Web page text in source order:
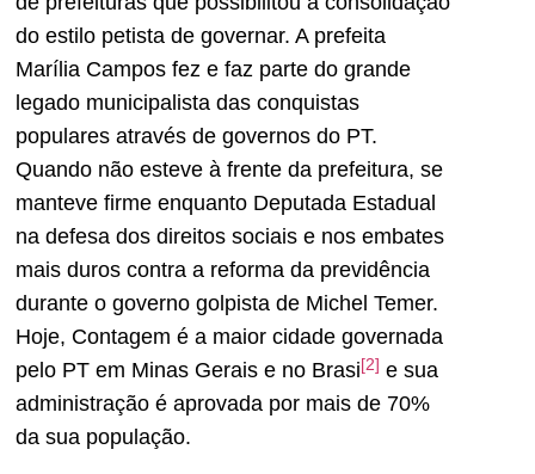
do estilo petista de governar. A prefeita
Marília Campos fez e faz parte do grande
legado municipalista das conquistas
populares através de governos do PT.
Quando não esteve à frente da prefeitura, se
manteve firme enquanto Deputada Estadual
na defesa dos direitos sociais e nos embates
mais duros contra a reforma da previdência
durante o governo golpista de Michel Temer.
Hoje, Contagem é a maior cidade governada
pelo PT em Minas Gerais e no Brasi[2] e sua
administração é aprovada por mais de 70%
da sua população.